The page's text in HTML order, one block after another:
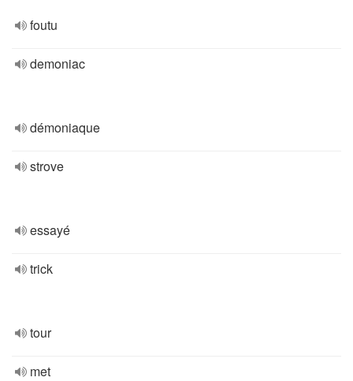
foutu
demoniac
démoniaque
strove
essayé
trick
tour
met